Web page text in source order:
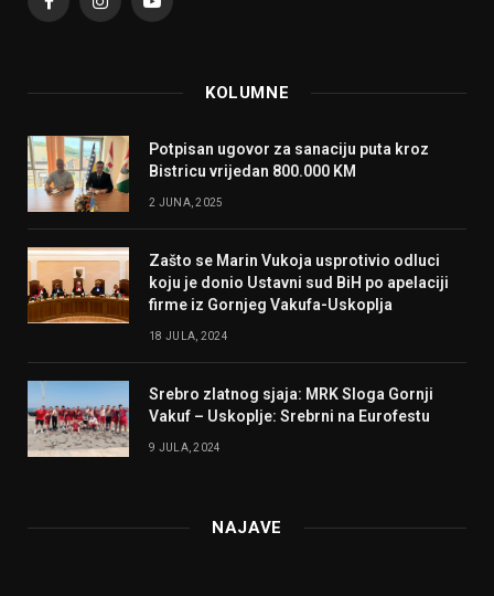
FacebookInstagramYouTube
KOLUMNE
Potpisan ugovor za sanaciju puta kroz
Bistricu vrijedan 800.000 KM
2 JUNA, 2025
Zašto se Marin Vukoja usprotivio odluci
koju je donio Ustavni sud BiH po apelaciji
firme iz Gornjeg Vakufa-Uskoplja
18 JULA, 2024
Srebro zlatnog sjaja: MRK Sloga Gornji
Vakuf – Uskoplje: Srebrni na Eurofestu
9 JULA, 2024
NAJAVE